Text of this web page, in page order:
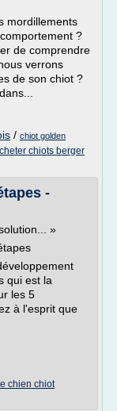
mordillements
?
de comprendre
verrons
de son chiot ?
/ chiot golden
chiots berger
-
»
qui est la
les 5
à l'esprit que
chien chiot